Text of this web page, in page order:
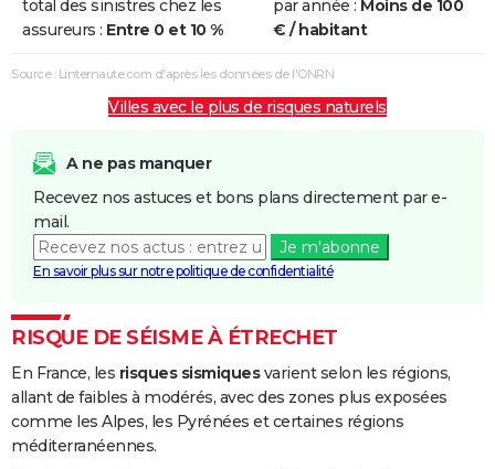
total des sinistres chez les
assureurs : Entre 0 et 10 %
par année : Moins de 100
€ / habitant
Source : Linternaute.com d'après les données de l'ONRN
Villes avec le plus de risques naturels
A ne pas manquer
Recevez nos astuces et bons plans directement par e-
mail.
Je m'abonne
En savoir plus sur notre politique de confidentialité
RISQUE DE SÉISME À ÉTRECHET
En France, les risques sismiquesvarient selon les régions,
allant de faibles à modérés, avec des zones plus exposées
comme les Alpes, les Pyrénées et certaines régions
méditerranéennes.